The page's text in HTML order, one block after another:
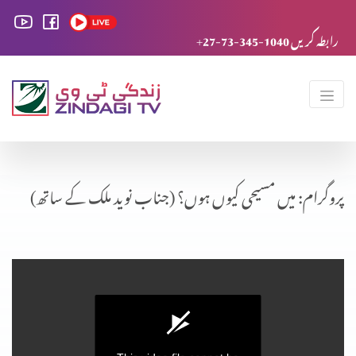
+27-73-345-1040 رابطہ کریں
پروگرام: میں مسیحی کیوں ہوں؟ (جناب نوید ملک کے ساتھ)